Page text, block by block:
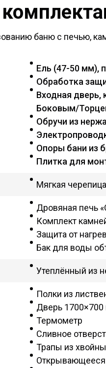
баню с печью,
Ель (47-50 мм),
Обработка
Входная дверь,
Боковым/
Обручи из
Опоры бани из
Плитка для
Мягкая
Дровяная печь
Комплект
Защита от
Бак для воды
Утеплённый из
Полки из
Дверь 1700×700
Термометр
Сливное
Трапы из
Открывающееся